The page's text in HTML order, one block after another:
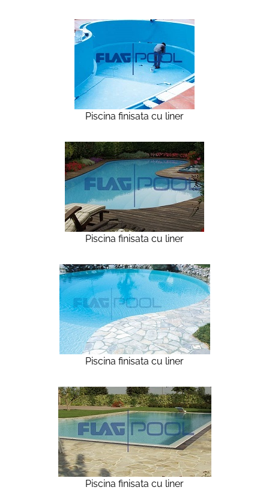
Piscina finisata cu liner
Piscina finisata cu liner
Piscina finisata cu liner
Piscina finisata cu liner